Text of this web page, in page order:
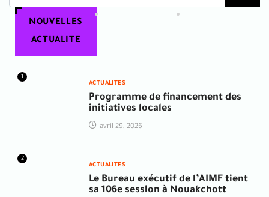
NOUVELLES
ACTUALITE
1
ACTUALITES
Programme de financement des
initiatives locales
avril 29, 2026
2
ACTUALITES
Le Bureau exécutif de l’AIMF tient
sa 106e session à Nouakchott